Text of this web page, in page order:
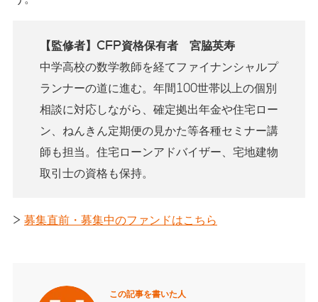
【監修者】CFP資格保有者 宮脇英寿
中学高校の数学教師を経てファイナンシャルプ
ランナーの道に進む。年間100世帯以上の個別
相談に対応しながら、確定拠出年金や住宅ロー
ン、ねんきん定期便の見かた等各種セミナー講
師も担当。住宅ローンアドバイザー、宅地建物
取引士の資格も保持。
> 募集直前・募集中のファンドはこちら
この記事を書いた人